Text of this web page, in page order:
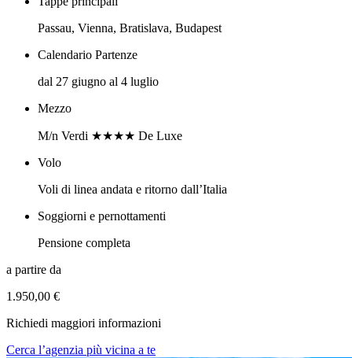
Passau, Vienna, Bratislava, Budapest
Calendario Partenze
dal 27 giugno al 4 luglio
Mezzo
M/n Verdi ★★★★ De Luxe
Volo
Voli di linea andata e ritorno dall’Italia
Soggiorni e pernottamenti
Pensione completa
a partire da
1.950,00 €
Richiedi maggiori informazioni
Cerca l’agenzia più vicina a te